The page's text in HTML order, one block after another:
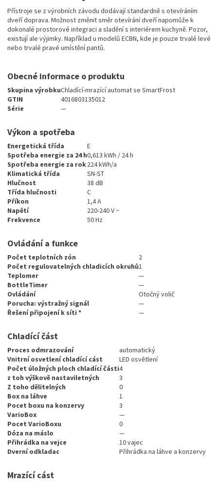
Přístroje se z výrobních závodu dodávají standardně s otevíráním
dveří doprava. Možnost změnit směr otevírání dveří napomůže k
dokonalé prostorové integraci a sladění s interiérem kuchyně. Pozor,
existují ale výjimky. Například u modelů ECBN, kde je pouze trvalé levé
nebo trvalé pravé umístění pantů.
Obecné informace o produktu
Skupina výrobkuChladící-mrazící automat se SmartFrost
GTIN
4016803135012
Série
—
Výkon a spotřeba
Energetická třída
E
Spotřeba energie za 24 h0,613 kWh / 24 h
Spotřeba energie za rok224 kWh/a
Klimatická třída
SN-ST
Hlučnost
38 dB
Třída hlučnosti
C
Příkon
1,4 A
Napětí
220-240 V ~
Frekvence
50 Hz
Ovládání a funkce
Počet teplotních zón
2
Počet regulovatelných chladicích okruhů1
Teplomer
—
BottleTimer
—
Ovládání
Otočný volič
Porucha: výstražný signál
—
Řešení připojení k síti *
—
Chladící část
Proces odmrazování
automatický
Vnitrní osvetlení chladící cást
LED osvětlení
Počet úložných ploch chladící části4
z toh výškově nastaviletných
3
Z toho dělitelných
0
Box na láhve
1
Pocet boxu na konzervy
3
VarioBox
—
Pocet VarioBoxu
0
Dóza na máslo
—
Přihrádka na vejce
10 vajec
Dverní odkladac
Přihrádka na láhve a konzervy
Mrazící cást